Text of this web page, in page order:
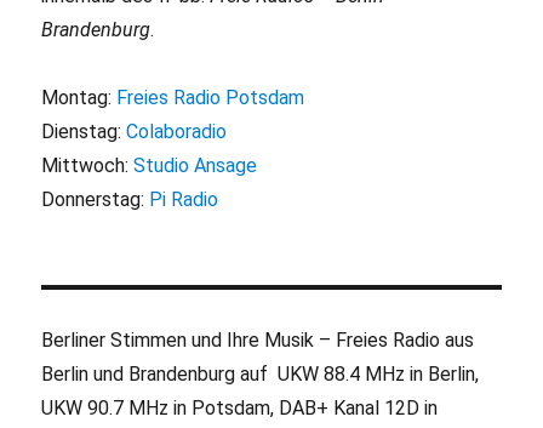
Brandenburg.
Montag: Freies Radio Potsdam
Dienstag:Colaboradio
Mittwoch:Studio Ansage
Donnerstag: Pi Radio
Berliner Stimmen und Ihre Musik – Freies Radio aus
Berlin und Brandenburg auf UKW 88.4 MHz in Berlin,
UKW 90.7 MHz in Potsdam, DAB+ Kanal 12D in